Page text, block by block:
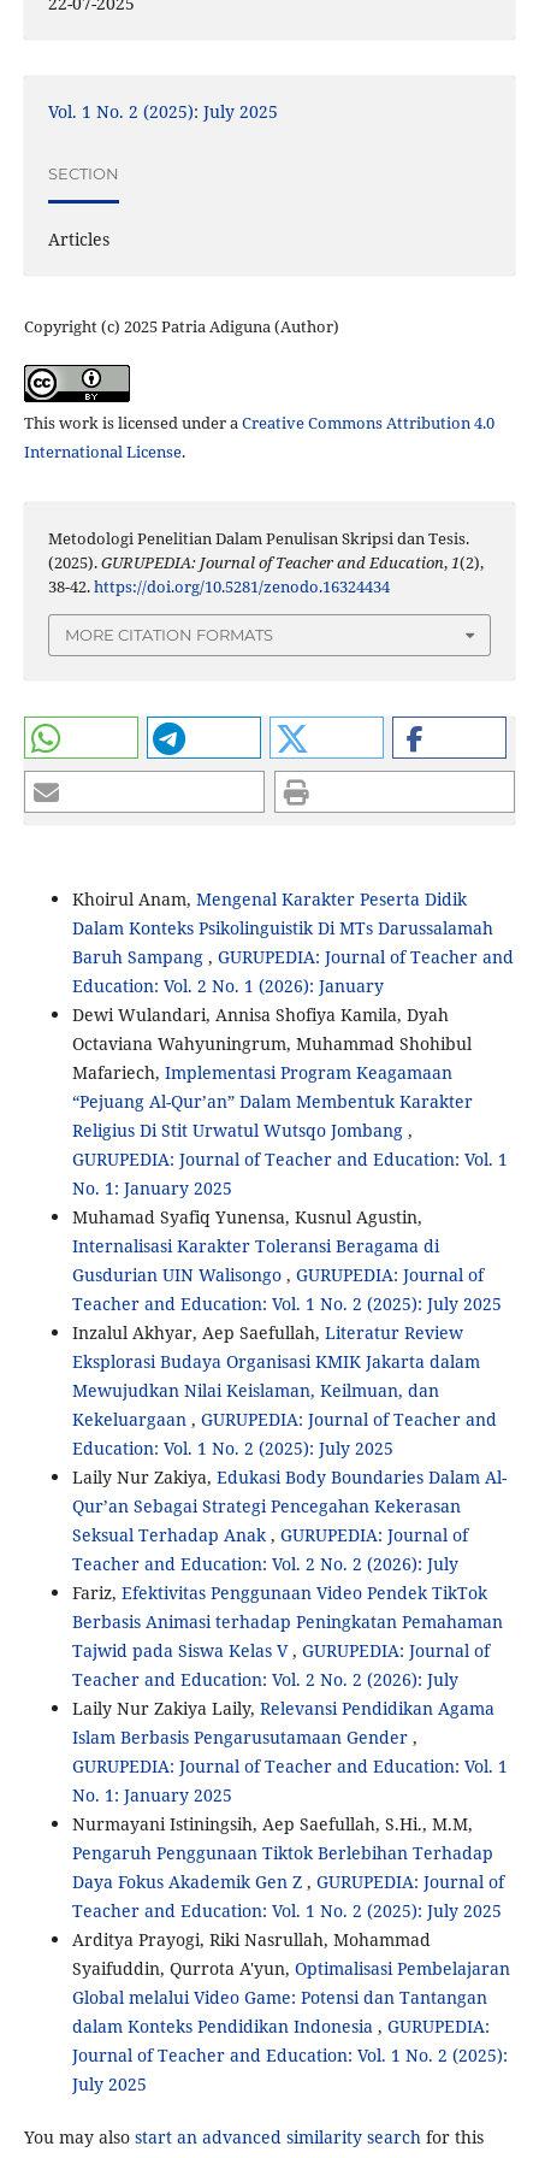
Vol. 1 No. 2 (2025): July 2025
SECTION
Articles
Copyright (c) 2025 Patria Adiguna (Author)
This work is licensed under aCreative Commons Attribution 4.0
International License.
Metodologi Penelitian Dalam Penulisan Skripsi dan Tesis.
(2025).GURUPEDIA: Journal of Teacher and Education,1(2),
38-42.https://doi.org/10.5281/zenodo.16324434
MORE CITATION FORMATS
Khoirul Anam, Mengenal Karakter Peserta Didik
Dalam Konteks Psikolinguistik Di MTs Darussalamah
Baruh Sampang , GURUPEDIA: Journal of Teacher and
Education: Vol. 2 No. 1 (2026): January
Dewi Wulandari, Annisa Shofiya Kamila, Dyah
Octaviana Wahyuningrum, Muhammad Shohibul
Mafariech, Implementasi Program Keagamaan
“Pejuang Al-Qur’an” Dalam Membentuk Karakter
Religius Di Stit Urwatul Wutsqo Jombang ,
GURUPEDIA: Journal of Teacher and Education: Vol. 1
No. 1: January 2025
Muhamad Syafiq Yunensa, Kusnul Agustin,
Internalisasi Karakter Toleransi Beragama di
Gusdurian UIN Walisongo , GURUPEDIA: Journal of
Teacher and Education: Vol. 1 No. 2 (2025): July 2025
Inzalul Akhyar, Aep Saefullah, Literatur Review
Eksplorasi Budaya Organisasi KMIK Jakarta dalam
Mewujudkan Nilai Keislaman, Keilmuan, dan
Kekeluargaan , GURUPEDIA: Journal of Teacher and
Education: Vol. 1 No. 2 (2025): July 2025
Laily Nur Zakiya, Edukasi Body Boundaries Dalam Al-
Qur’an Sebagai Strategi Pencegahan Kekerasan
Seksual Terhadap Anak , GURUPEDIA: Journal of
Teacher and Education: Vol. 2 No. 2 (2026): July
Fariz, Efektivitas Penggunaan Video Pendek TikTok
Berbasis Animasi terhadap Peningkatan Pemahaman
Tajwid pada Siswa Kelas V, GURUPEDIA: Journal of
Teacher and Education: Vol. 2 No. 2 (2026): July
Laily Nur Zakiya Laily, Relevansi Pendidikan Agama
Islam Berbasis Pengarusutamaan Gender ,
GURUPEDIA: Journal of Teacher and Education: Vol. 1
No. 1: January 2025
Nurmayani Istiningsih, Aep Saefullah, S.Hi., M.M,
Pengaruh Penggunaan Tiktok Berlebihan Terhadap
Daya Fokus Akademik Gen Z , GURUPEDIA: Journal of
Teacher and Education: Vol. 1 No. 2 (2025): July 2025
Arditya Prayogi, Riki Nasrullah, Mohammad
Syaifuddin, Qurrota A'yun, Optimalisasi Pembelajaran
Global melalui Video Game: Potensi dan Tantangan
dalam Konteks Pendidikan Indonesia , GURUPEDIA:
Journal of Teacher and Education: Vol. 1 No. 2 (2025):
July 2025
You may also start an advanced similarity search for this